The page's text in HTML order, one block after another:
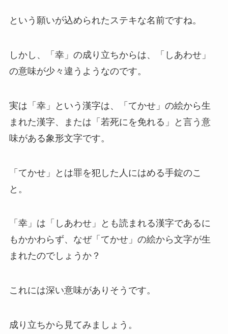
という願いが込められたステキな名前ですね。
しかし、「幸」の成り立ちからは、「しあわせ」
の意味が少々違うようなのです。
実は「幸」という漢字は、「てかせ」の絵から生
まれた漢字、または「若死にを免れる」と言う意
味がある象形文字です。
「てかせ」とは罪を犯した人にはめる手錠のこ
と。
「幸」は「しあわせ」とも読まれる漢字であるに
もかかわらず、なぜ「てかせ」の絵から文字が生
まれたのでしょうか？
これには深い意味がありそうです。
成り立ちから見てみましょう。